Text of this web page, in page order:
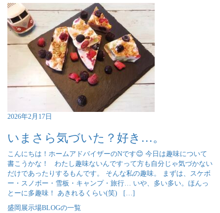
2026年2月17日
いまさら気づいた？好き…。
こんにちは！ホームアドバイザーのNです😊 今日は趣味について
書こうかな！ わたし趣味ないんですって方も自分じゃ気づかない
だけであったりするもんです。 そんな私の趣味。 まずは、スケボ
ー・スノボー・雪板・キャンプ・旅行… いや、多い多い。ほんっ
とーに多趣味！ あきれるくらい(笑) […]
盛岡展示場BLOGの一覧